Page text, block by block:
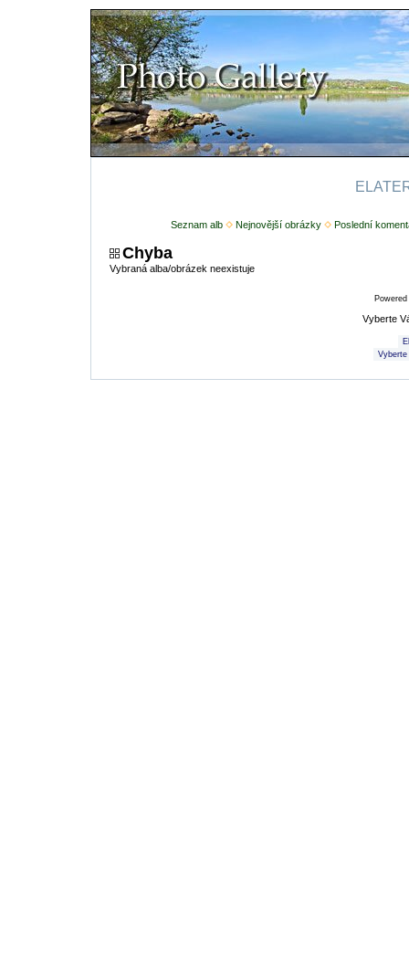
Seznam alb Nejnovější obrázky Poslední
Chyba
Vybraná alba/obrázek neexistuje
Vyberte